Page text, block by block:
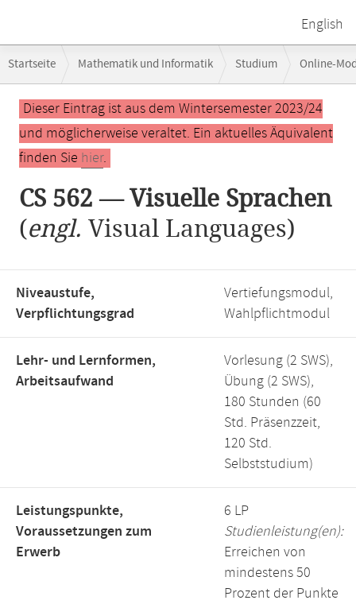
English
Navigation
Startseite Mathematik und Informatik Studium Online-
Hauptinhalt
Dieser Eintrag ist aus dem Wintersemester 2023/24
und möglicherweise veraltet. Ein aktuelles Äquivalent
finden Sie hier.
CS 562 — Visuelle Sprachen
(engl. Visual Languages)
Niveaustufe,
Verpflichtungsgrad
Vertiefungsmodul,
Wahlpflichtmodul
Lehr- und Lernformen,
Arbeitsaufwand
Vorlesung (2 SWS),
Übung (2 SWS),
180 Stunden (60
Std. Präsenzzeit,
120 Std.
Selbststudium)
Leistungspunkte,
Voraussetzungen zum
Erwerb
6 LP
Studienleistung(en):
Erreichen von
mindestens 50
Prozent der Punkte